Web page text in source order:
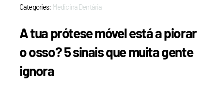
Categories: Medicina Dentária
A tua prótese móvel está a piorar
o osso? 5 sinais que muita gente
ignora